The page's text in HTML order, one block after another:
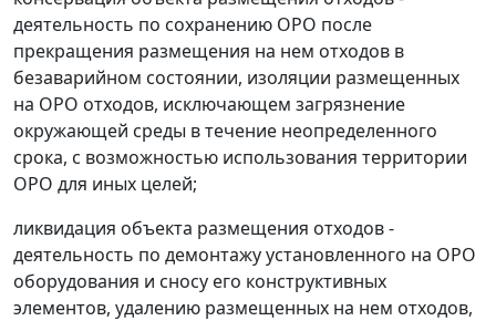
деятельность по сохранению ОРО после
прекращения размещения на нем отходов в
безаварийном состоянии, изоляции размещенных
на ОРО отходов, исключающем загрязнение
окружающей среды в течение неопределенного
срока, с возможностью использования территории
ОРО для иных целей;
ликвидация объекта размещения отходов -
деятельность по демонтажу установленного на ОРО
оборудования и сносу его конструктивных
элементов, удалению размещенных на нем отходов,